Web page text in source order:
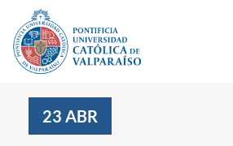
Click acá para ir directamente al contenido
Investigación, Creación e Innovación
23 ABR